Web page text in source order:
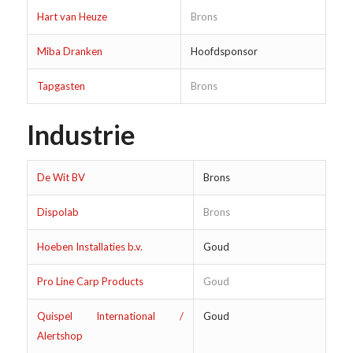
Hart van Heuze Brons
Miba Dranken Hoofdsponsor
Tapgasten Brons
Industrie
De Wit BV Brons
Dispolab Brons
Hoeben Installaties b.v. Goud
Pro Line Carp Products Goud
Quispel International /
Alertshop
Goud